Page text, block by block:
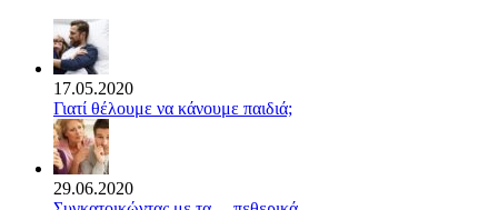
17.05.2020
Γιατί θέλουμε να κάνουμε παιδιά;
29.06.2020